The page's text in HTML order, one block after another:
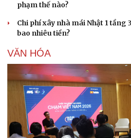
phạm thế nào?
Chi phí xây nhà mái Nhật 1 tầng
bao nhiêu tiền?
VĂN HÓA